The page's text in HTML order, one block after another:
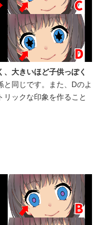
大きいほど子供っぽく
と同じです。また、Dのよ
リックな印象を作ること